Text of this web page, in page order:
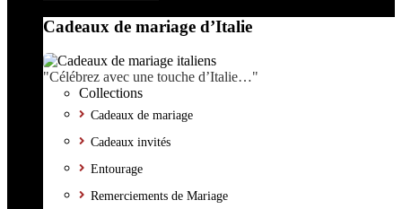
Cadeaux de mariage d’Italie
"Célébrez avec une touche d’Italie…"
Collections
Cadeaux de mariage
Cadeaux invités
Entourage
Remerciements de Mariage